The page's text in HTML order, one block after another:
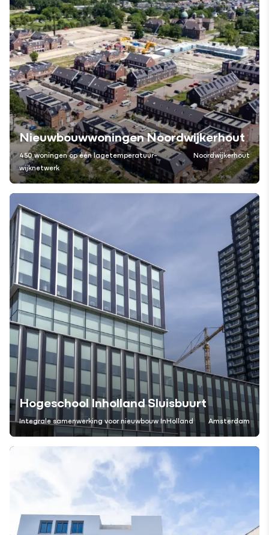
Nieuwbouwwoningen Noordwijkerhout
450 woningen op één lagetemperatuur-
wijknetwerk
Noordwijkerhout
Hogeschool Inholland Sluisbuurt
Integrale samenwerking voor nieuwbouw InHolland Amsterdam